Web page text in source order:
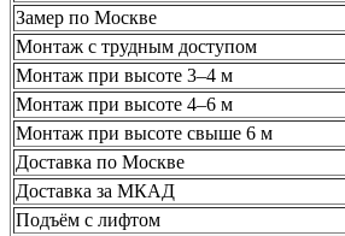
Замер по Москве
Монтаж с трудным доступом
Монтаж при высоте 3–4 м
Монтаж при высоте 4–6 м
Монтаж при высоте свыше 6 м
Доставка по Москве
Доставка за МКАД
Подъём с лифтом